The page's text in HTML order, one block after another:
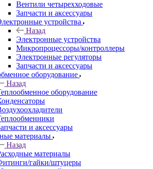
Вентили четырехходовые
Запчасти и аксессуары
устройства
Назад
Электронные устройства
Микропроцессоры/контроллеры
Электронные регуляторы
Запчасти и аксессуары
оборудование
Назад
оборудование
и аксессуары
материалы
Назад
материалы
гайки/штуцеры